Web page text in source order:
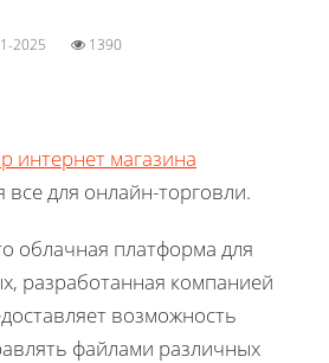
11-2025 1390
интернет магазина
все для онлайн-торговли.
облачная платформа для
разработанная компанией
возможность
файлами различных